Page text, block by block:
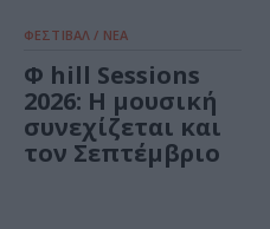
ΦΕΣΤΙΒΑΛ / ΝΕΑ
Φ hill Sessions
2026: Η μουσική
συνεχίζεται και
τον Σεπτέμβριο